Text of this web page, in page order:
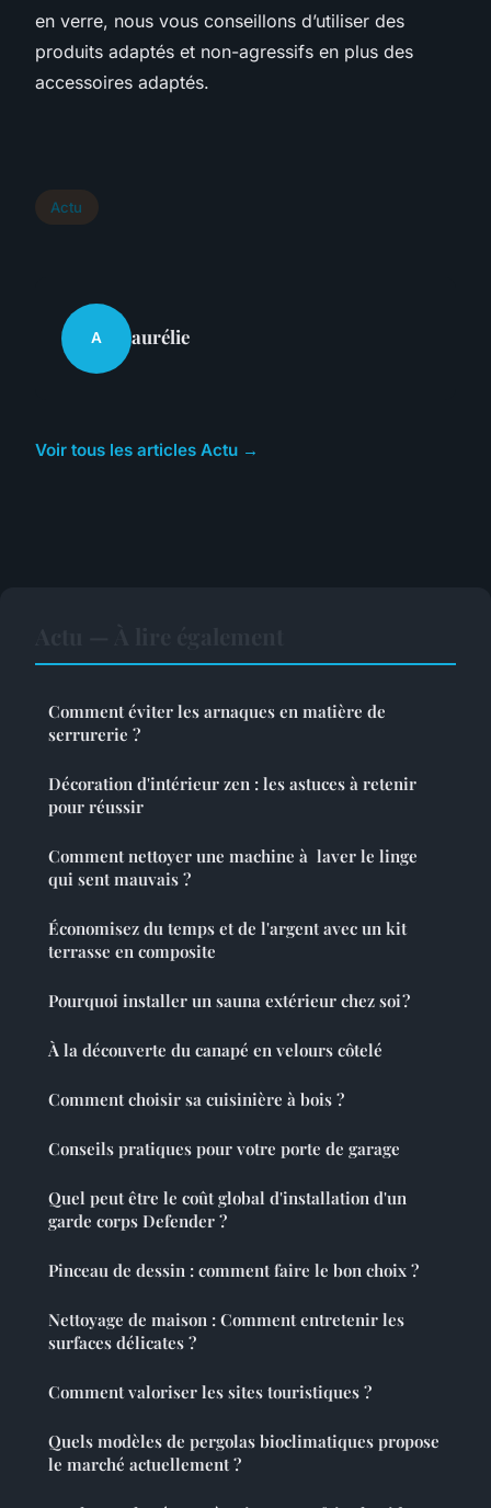
en verre, nous vous conseillons d’utiliser des
produits adaptés et non-agressifs en plus des
accessoires adaptés.
Actu
A aurélie
Voir tous les articles Actu →
Comment éviter les arnaques en matière de
serrurerie ?
Décoration d'intérieur zen : les astuces à retenir
pour réussir
Comment nettoyer une machine à laver le linge
qui sent mauvais ?
Économisez du temps et de l'argent avec un kit
terrasse en composite
Pourquoi installer un sauna extérieur chez soi ?
À la découverte du canapé en velours côtelé
Comment choisir sa cuisinière à bois ?
Conseils pratiques pour votre porte de garage
Quel peut être le coût global d'installation d'un
garde corps Defender ?
Pinceau de dessin : comment faire le bon choix ?
Nettoyage de maison : Comment entretenir les
surfaces délicates ?
Comment valoriser les sites touristiques ?
Quels modèles de pergolas bioclimatiques propose
le marché actuellement ?